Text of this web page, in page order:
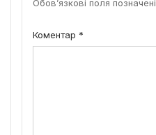
Обов’язкові поля позначені
Коментар *